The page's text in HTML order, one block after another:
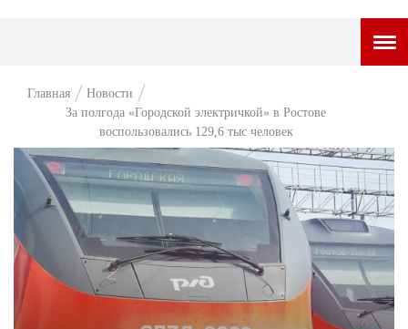
НОВОСТИ
ВОПРОС НЕДЕЛИ
ПРЕМЬЕРА
ТАМ И ТУТ
СТИЛЬ ЖИЗНИ
ХАЙП
Главная
Новости
За полгода «Городской электричкой» в Ростове
воспользовались 129,6 тыс человек